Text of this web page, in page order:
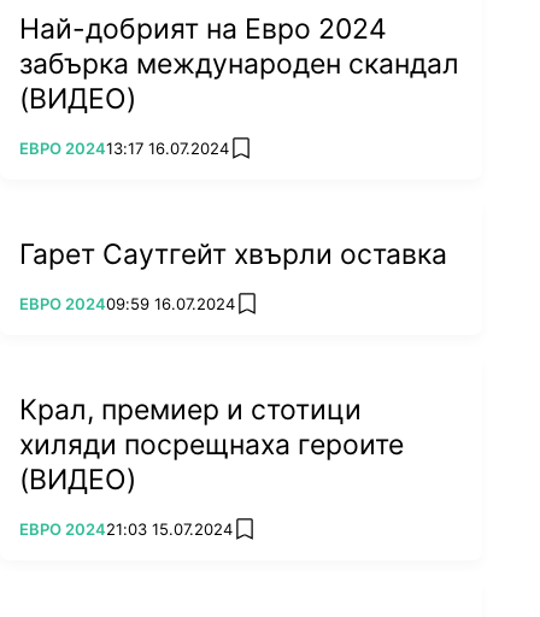
Най-добрият на Евро 2024
забърка международен скандал
(ВИДЕО)
ПОВЕЧЕ ОТ
ЕВРО 202413:17 16.07.2024 add favorites
Гарет Саутгейт хвърли оставка
ПОВЕЧЕ ОТ
ЕВРО 202409:59 16.07.2024 add favorites
Крал, премиер и стотици
хиляди посрещнаха героите
(ВИДЕО)
ПОВЕЧЕ ОТ
ЕВРО 202421:03 15.07.2024 add favorites